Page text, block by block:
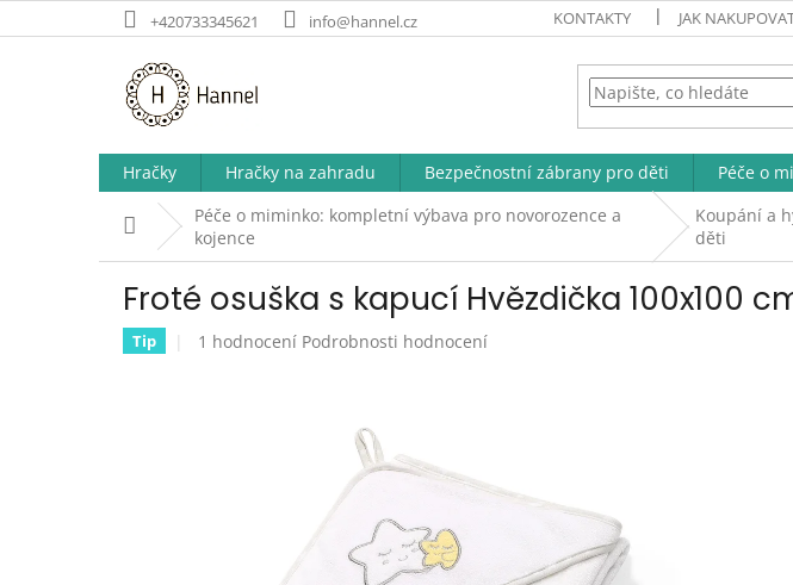
na
+420733345621 info@hannel.cz KONTAKTY JAK
Hračky Hračky na zahradu Bezpečnostní zábrany pro děti Péče o
Domů Péče o miminko: kompletní výbava pro novorozence a
kojence
Koupání a
děti
Froté osuška s kapucí Hvězdička 100x100
Tip
Průměrné
1 hodnocení Podrobnosti hodnocení